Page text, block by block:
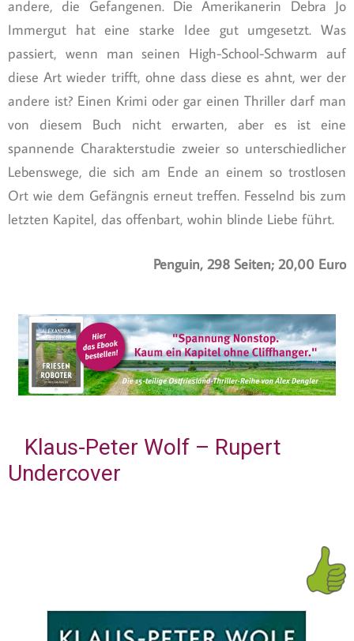
andere, die Gefangenen. Die Amerikanerin Debra Jo
Immergut hat eine starke Idee gut umgesetzt. Was
passiert, wenn man seinen High-School-Schwarm auf
diese Art wieder trifft, ohne dass diese es ahnt, wer der
andere ist? Einen Krimi oder gar einen Thriller darf man
von diesem Buch nicht erwarten, aber es ist eine
spannende Charakterstudie zweier so unterschiedlicher
Lebenswege, die sich am Ende an einem so trostlosen
Ort wie dem Gefängnis erneut treffen. Fesselnd bis zum
letzten Kapitel, das offenbart, wohin blinde Liebe führt.
Penguin, 298 Seiten; 20,00 Euro
Klaus-Peter Wolf – Rupert
Undercover